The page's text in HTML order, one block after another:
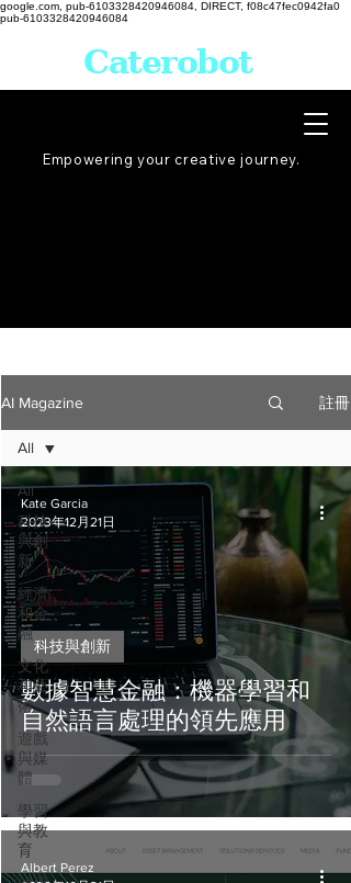
google.com, pub-6103328420946084, DIRECT, f08c47fec0942fa0
pub-6103328420946084
Empowering your creative journey.
Caterobot
AI Magazine 註冊
All
科技
與創
新
經濟
和金
融
文化
和藝
術
遊戲
與媒
體
學習
與教
育
All
數據智慧金融：機器學習和
自然語言處理的領先應用
科技與創新
Kate Garcia
2023年12月21日
Albert Perez